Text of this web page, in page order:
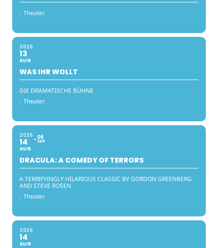
: Theater
2026
13
AUG
WAS IHR WOLLT
DIE DRAMATISCHE BÜHNE
: Theater
2026
14
AUG
06
SEP
DRACULA: A COMEDY OF TERRORS
A TERRIFYINGLY HILARIOUS CLASSIC BY GORDON GREENBERG
AND STEVE ROSEN
: Theater
2026
14
AUG